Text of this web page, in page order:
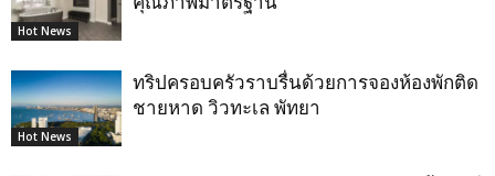
Hot News
Hot News
ทริปครอบครัวราบรื่นด้วยการจองห้องพักติด
ชายหาด วิวทะเล พัทยา